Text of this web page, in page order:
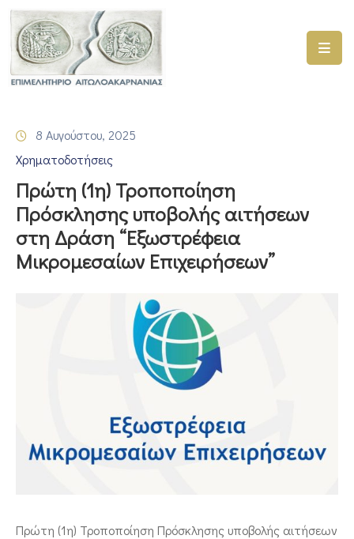
ΑΡΧΙΚΗ
ΓΕΜΗ
–
ΠΡΟΓΡΑΜΜΑΤΑ
ΕΠΙΜΕΛΗΤΗΡΙΟΥ
ΣΥΜΜΕΤΟΧΗ
8 Αυγούστου, 2025
Χρηματοδοτήσεις
Πρώτη (1η) Τροποποίηση
Πρόσκλησης υποβολής αιτήσεων
στη Δράση “Εξωστρέφεια
Μικρομεσαίων Επιχειρήσεων”
Πρώτη (1η) Τροποποίηση Πρόσκλησης υποβολής αιτήσεων